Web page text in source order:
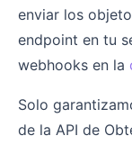
enviar los
endpoint en tu
webhooks en la
Solo
de la API de